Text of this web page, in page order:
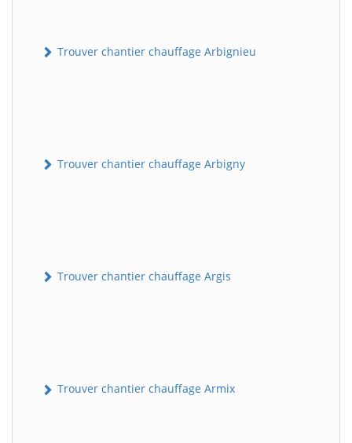
Trouver chantier chauffage Arbignieu
Trouver chantier chauffage Arbigny
Trouver chantier chauffage Argis
Trouver chantier chauffage Armix